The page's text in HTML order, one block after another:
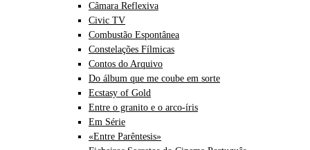
Câmara Reflexiva
Civic TV
Combustão Espontânea
Constelações Fílmicas
Contos do Arquivo
Do álbum que me coube em sorte
Ecstasy of Gold
Entre o granito e o arco-íris
Em Série
«Entre Parêntesis»